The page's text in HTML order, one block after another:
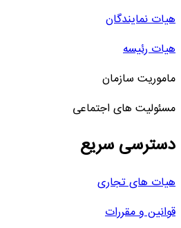
هیات نمایندگان
هیات رئیسه
ماموریت سازمان
مسئولیت های اجتماعی
دسترسی سریع
هیات های تجاری
قوانین و مقررات